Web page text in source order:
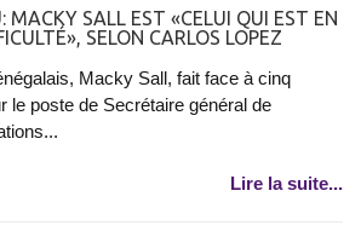
MACKY SALL EST «CELUI QUI EST EN
SELON CARLOS LOPEZ
Macky Sall, fait face à cinq
le poste de Secrétaire général de
Lire la suite...